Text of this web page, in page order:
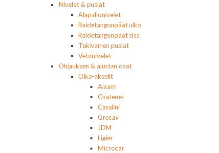
Nivelet & puslat
Alapallonivelet
Raidetangonpäät ulko
Raidetangonpäät sisä
Tukivarren puslat
Vetonivelet
Ohjauksen & alustan osat
Olka-akselit
Aixam
Chatenet
Casalini
Grecav
JDM
Ligier
Microcar